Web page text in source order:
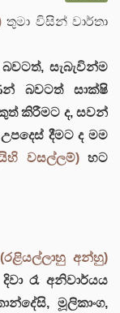
තුමා විසින් වාර්තා
සැබැවින්ම
බවටත් සාක්ෂි
කිරීමට ද, සවන්
දීමට ද මම
වසල්ලම්)හට
(රළියල්ලාහු අන්හු)
රෑ අනිවාර්යය
මූලිකාංග,